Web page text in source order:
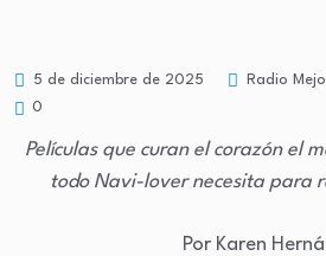
5 de diciembre de 2025 Radio
0
Películas que curan el corazón el
todo Navi-lover necesita para
Por Karen